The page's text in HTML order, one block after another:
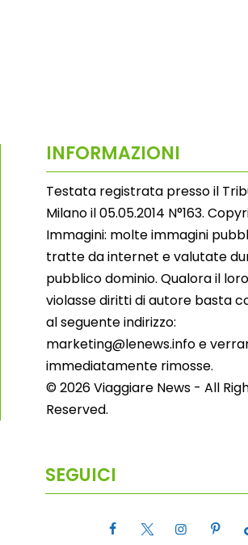
INFORMAZIONI
Testata registrata presso il
Milano il 05.05.2014 N°163.
Immagini: molte immagini
tratte da internet e valutate
pubblico dominio. Qualora il
violasse diritti di autore basta
al seguente indirizzo:
marketing@lenews.info e
immediatamente rimosse.
© 2026 Viaggiare News - All
Reserved.
SEGUICI